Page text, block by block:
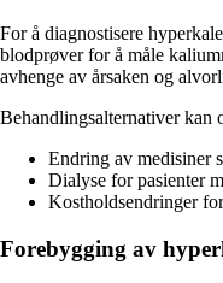
For å diagnostisere
blodprøver for å måle
avhenge av årsaken og
Behandlingsalternativer kan
Endring av medisiner
Dialyse for pasienter
Kostholdsendringer
Forebygging av